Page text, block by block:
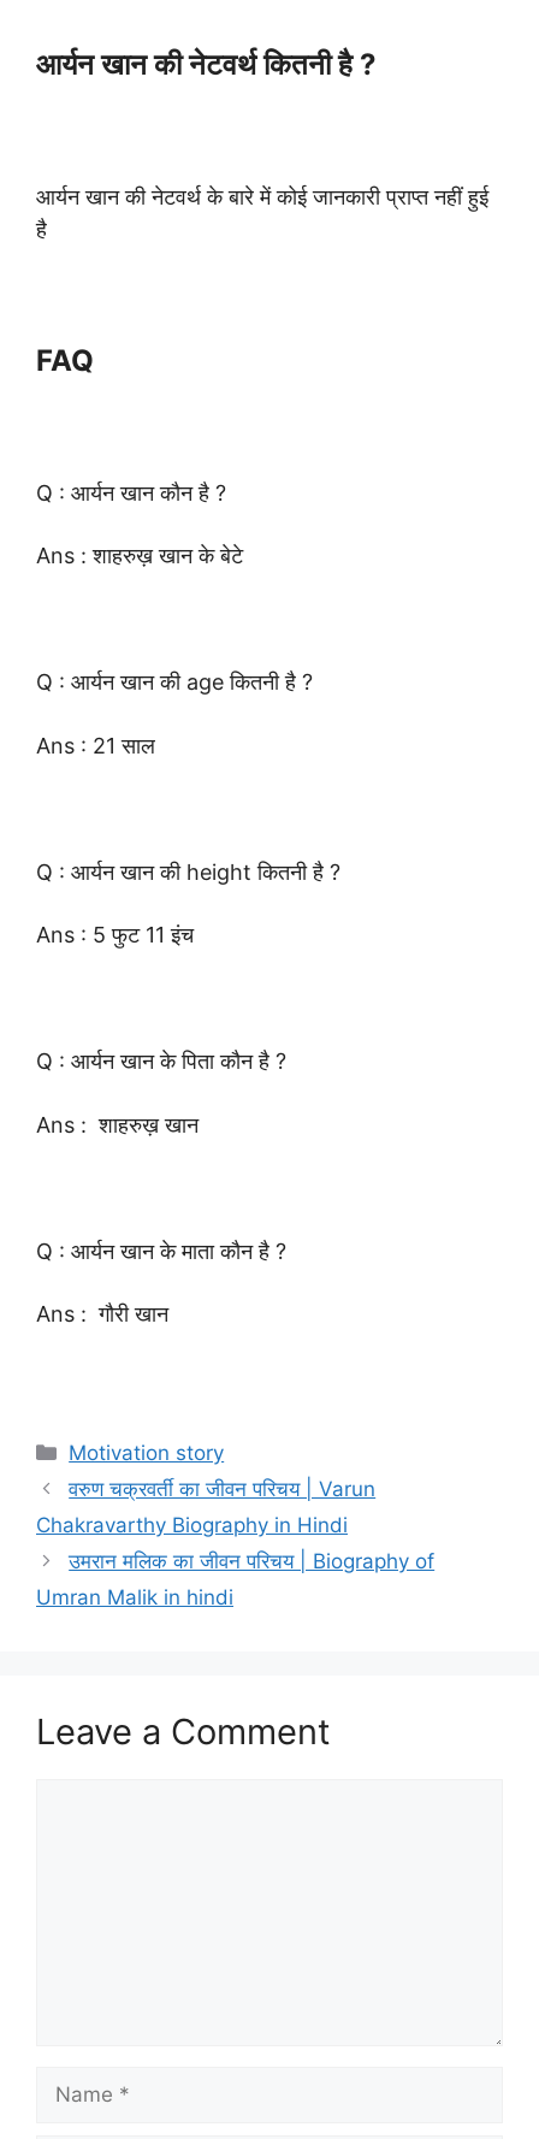
आर्यन खान की नेटवर्थ कितनी है ?
आर्यन खान की नेटवर्थ के बारे में कोई जानकारी प्राप्त नहीं हुई
है
FAQ
Q : आर्यन खान कौन है ?
Ans : शाहरुख़ खान के बेटे
Q : आर्यन खान की age कितनी है ?
Ans : 21 साल
Q : आर्यन खान की height कितनी है ?
Ans : 5 फुट 11 इंच
Q : आर्यन खान के पिता कौन है ?
Ans : शाहरुख़ खान
Q : आर्यन खान के माता कौन है ?
Ans : गौरी खान
Categories
Motivation story
वरुण चक्रवर्ती का जीवन परिचय | Varun
Chakravarthy Biography in Hindi
उमरान मलिक का जीवन परिचय | Biography of
Umran Malik in hindi
Leave a Comment